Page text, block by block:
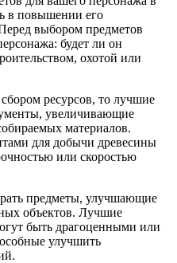
в повышении его
выбором предметов
будет ли он
охотой или
ресурсов, то лучшие
увеличивающие
материалов.
для добычи древесины
или скоростью
предметы, улучшающие
объектов. Лучшие
быть драгоценными или
улучшить